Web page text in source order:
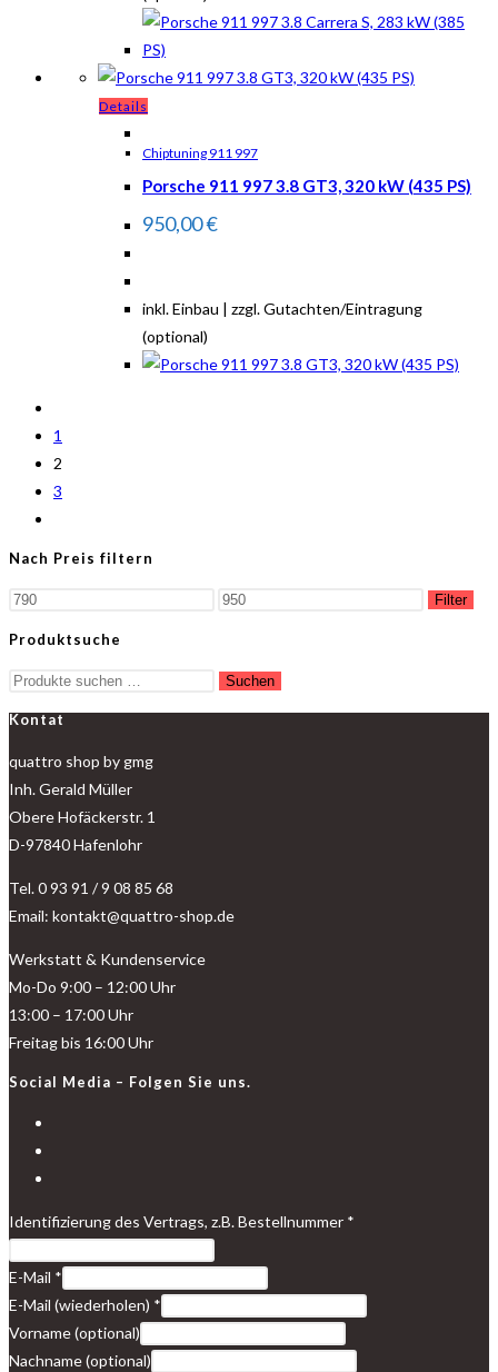
Details
Chiptuning 911 997
Porsche 911 997 3.8 GT3, 320 kW (435 PS)
950,00€
inkl. Einbau | zzgl. Gutachten/Eintragung
(optional)
1
2
3
Nach Preis filtern
Filter
Produktsuche
Suchen
Kontat
quattro shop by gmg
Inh. Gerald Müller
Obere Hofäckerstr. 1
D-97840 Hafenlohr
Tel. 0 93 91 / 9 08 85 68
Email: kontakt@quattro-shop.de
Werkstatt & Kundenservice
Mo-Do 9:00 – 12:00 Uhr
13:00 – 17:00 Uhr
Freitag bis 16:00 Uhr
Social Media – Folgen Sie uns.
Identifizierung des Vertrags, z.B. Bestellnummer *
E-Mail *
E-Mail (wiederholen) *
Vorname(optional)
Nachname(optional)